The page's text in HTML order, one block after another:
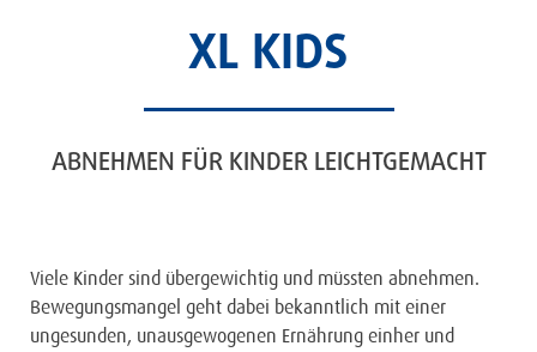
XL KIDS
ABNEHMEN FÜR KINDER LEICHTGEMACHT
Viele Kinder sind übergewichtig und müssten abnehmen.
Bewegungsmangel geht dabei bekanntlich mit einer
ungesunden, unausgewogenen Ernährung einher und